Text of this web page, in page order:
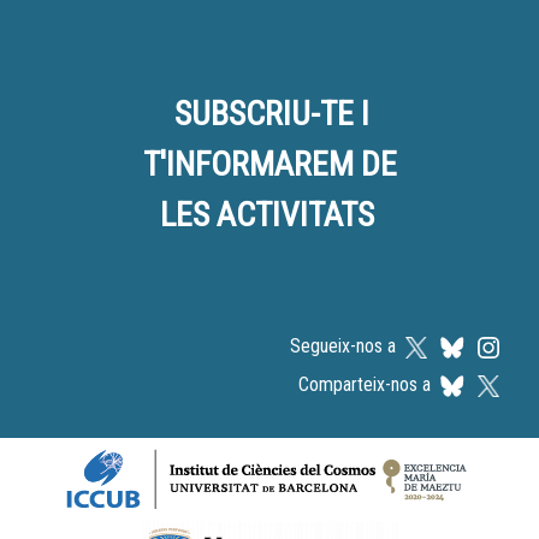
SUBSCRIU-TE I
T'INFORMAREM DE
LES ACTIVITATS
Segueix-nos a
Comparteix-nos a
Logos footer